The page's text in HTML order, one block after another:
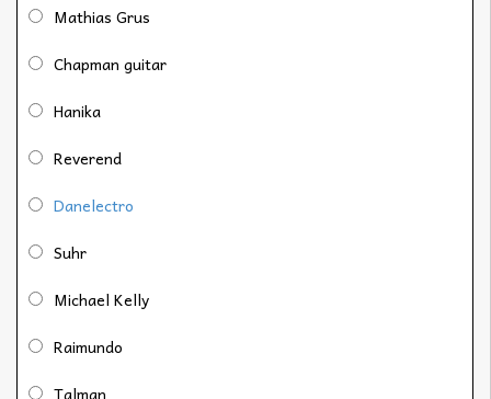
Mathias Grus
Chapman guitar
Hanika
Reverend
Danelectro
Suhr
Michael Kelly
Raimundo
Talman